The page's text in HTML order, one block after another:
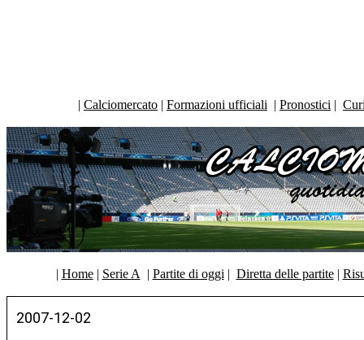
| Calciomercato | Formazioni ufficiali | Pronostici |
| Home| Serie A | Partite di oggi | Diretta delle partite|
2007-12-02